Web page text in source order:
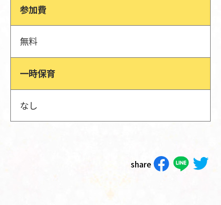
参加費
無料
一時保育
なし
share